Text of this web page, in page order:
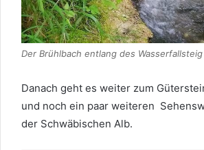
Der Brühlbach entlang des Wasserfallsteig
Danach geht es weiter zum
und noch ein paar weiteren
der Schwäbischen Alb.